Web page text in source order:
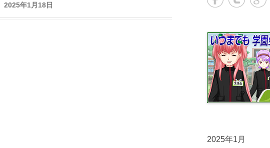
2025年1月18日
2025年1月